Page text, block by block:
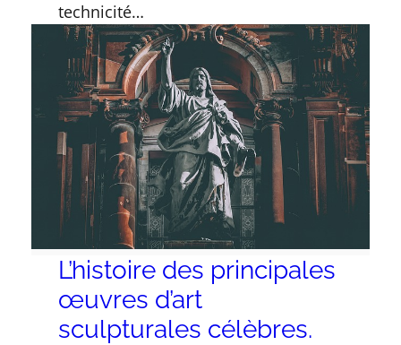
technicité…
L’histoire des principales
œuvres d’art
sculpturales célèbres.